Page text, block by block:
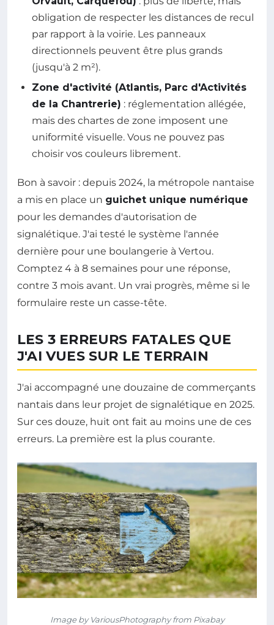
obligation de respecter les distances de recul
par rapport à la voirie. Les panneaux
directionnels peuvent être plus grands
(jusqu'à 2 m²).
Zone d'activité (Atlantis, Parc d'Activités
de la Chantrerie) : réglementation allégée,
mais des chartes de zone imposent une
uniformité visuelle. Vous ne pouvez pas
choisir vos couleurs librement.
Bon à savoir : depuis 2024, la métropole nantaise
a mis en place un guichet unique numérique
pour les demandes d'autorisation de
signalétique. J'ai testé le système l'année
dernière pour une boulangerie à Vertou.
Comptez 4 à 8 semaines pour une réponse,
contre 3 mois avant. Un vrai progrès, même si le
formulaire reste un casse-tête.
LES 3 ERREURS FATALES QUE
J'AI VUES SUR LE TERRAIN
J'ai accompagné une douzaine de commerçants
nantais dans leur projet de signalétique en 2025.
Sur ces douze, huit ont fait au moins une de ces
erreurs. La première est la plus courante.
Image by VariousPhotography from Pixabay